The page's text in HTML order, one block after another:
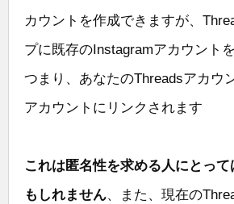
カウントを作成できますが、
プに既存のInstagramアカウント
つまり、あなたのThreadsアカウ
アカウントにリンクされます
これは匿名性を求める人にとっ
もしれません、また、現在の